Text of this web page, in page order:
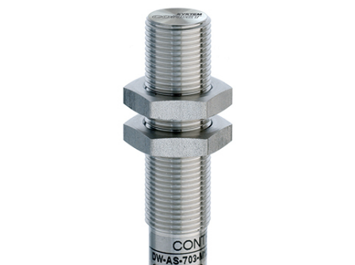
Mini-automat programabil (Relee
Terminale programabile ( HMI-uri )
Solutii industriale Ethernet
Router si switch-uri industriale